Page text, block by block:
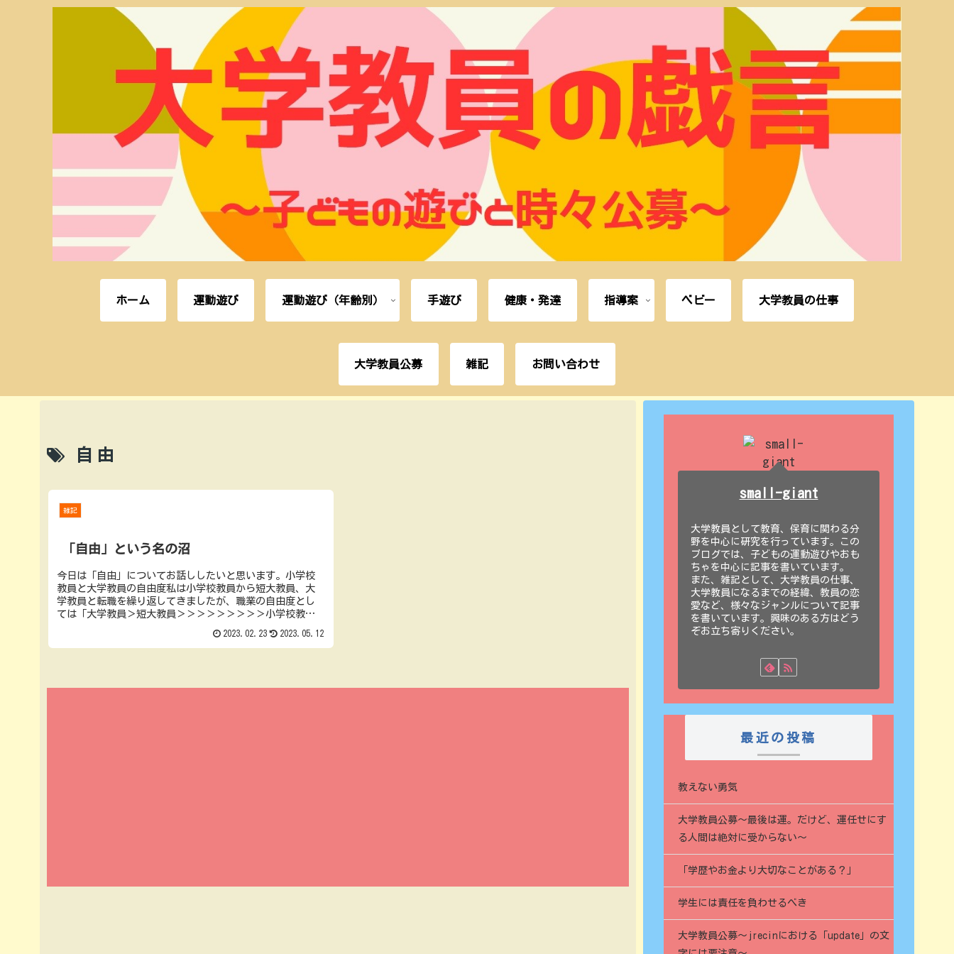
ホーム 運動遊び 運動遊び（年齢別） 手遊び 健康・発達 指導案 ベビー 大学教員の仕事
大学教員公募 雑記 お問い合わせ
自由
雑記
「自由」という名の沼
今日は「自由」についてお話ししたいと思います。小学校
教員と大学教員の自由度私は小学校教員から短大教員、大
学教員と転職を繰り返してきましたが、職業の自由度とし
ては「大学教員＞短大教員＞＞＞＞＞＞＞＞＞小学校教
2023.02.23 2023.05.12
small-giant
大学教員として教育、保育に関わる分
野を中心に研究を行っています。この
ブログでは、子どもの運動遊びやおも
ちゃを中心に記事を書いています。
また、雑記として、大学教員の仕事、
大学教員になるまでの経緯、教員の恋
愛など、様々なジャンルについて記事
を書いています。興味のある方はどう
ぞお立ち寄りください。
最近の投稿
教えない勇気
大学教員公募〜最後は運。だけど、運任せにす
る人間は絶対に受からない〜
「学歴やお金より大切なことがある？」
学生には責任を負わせるべき
大学教員公募～jrecinにおける「update」の文